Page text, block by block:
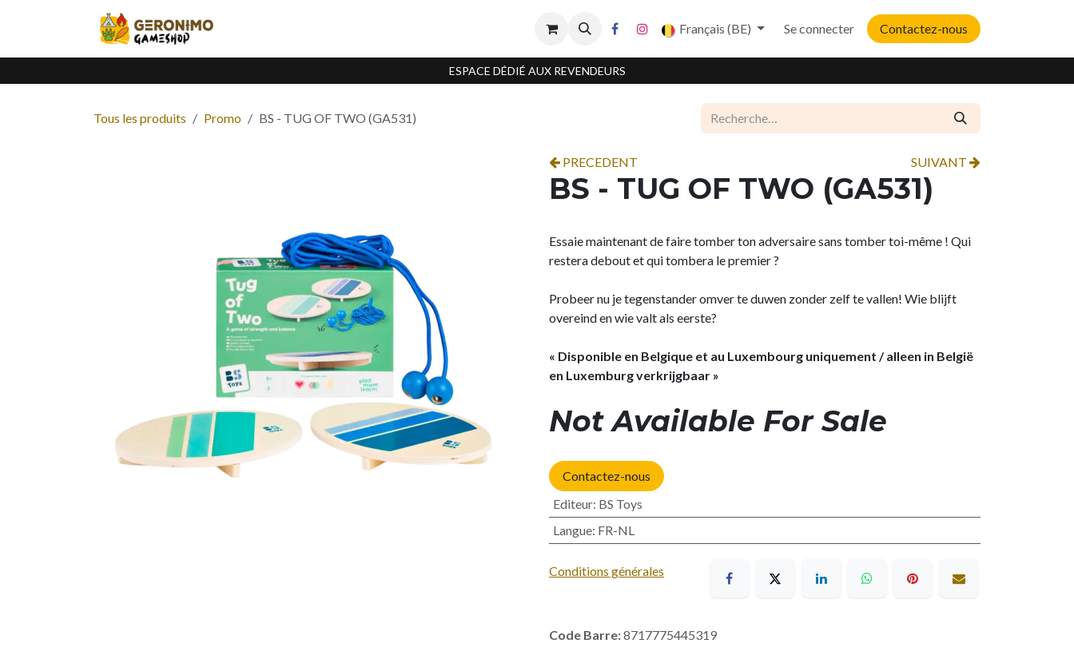
Français (BE) Se connecter Contactez-nous
ESPACE DÉDIÉ AUX REVENDEURS
Tous les produits Promo BS - TUG OF TWO (GA531)
PRECEDENT SUIVANT
BS - TUG OF TWO (GA531)
Essaie maintenant de faire tomber ton adversaire sans tomber toi-même ! Qui
restera debout et qui tombera le premier ?
Probeer nu je tegenstander omver te duwen zonder zelf te vallen! Wie blijft
overeind en wie valt als eerste?
« Disponible en Belgique et au Luxembourg uniquement / alleen in België
en Luxemburg verkrijgbaar »
Not Available For Sale
Contactez-nous
Editeur: BS Toys
Langue: FR-NL
Conditions générales
Code Barre:8717775445319